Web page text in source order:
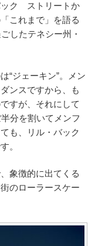
ック ストリートか
これまで」を語る
したテネシー州・
“ジェーキン”。メン
ンスですから、も
すが、それにして
分を割いてメンフ
も、リル・バック
。
象徴的に出てくる
のローラースケー